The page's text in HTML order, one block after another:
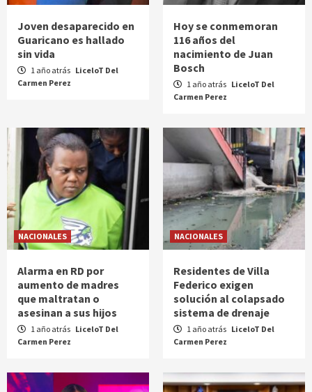
Joven desaparecido en
Guaricano es hallado
sin vida
1 año atrás LiceloT Del
Carmen Perez
Hoy se conmemoran
116 años del
nacimiento de Juan
Bosch
1 año atrás LiceloT Del
Carmen Perez
NACIONALES
Alarma en RD por
aumento de madres
que maltratan o
asesinan a sus hijos
1 año atrás LiceloT Del
Carmen Perez
NACIONALES
Residentes de Villa
Federico exigen
solución al colapsado
sistema de drenaje
1 año atrás LiceloT Del
Carmen Perez